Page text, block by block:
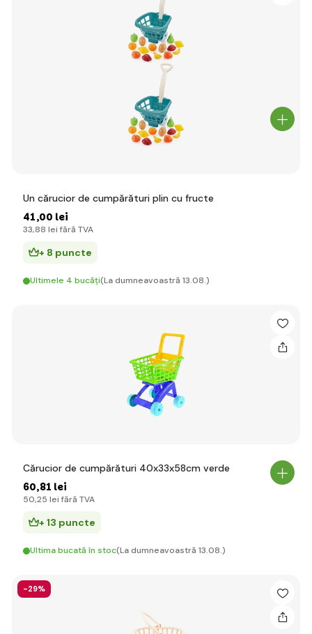
Un cărucior de cumpărături plin cu fructe
41,00 lei
33,88 lei fără TVA
+ 8 puncte
Ultimele 4 bucăți(La dumneavoastră 13.08.)
Cărucior de cumpărături 40x33x58cm verde
60,81 lei
50,25 lei fără TVA
+ 13 puncte
Ultima bucată în stoc(La dumneavoastră 13.08.)
-29%